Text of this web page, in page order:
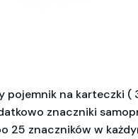
pojemnik na karteczki (
znaczniki
25 znaczników w